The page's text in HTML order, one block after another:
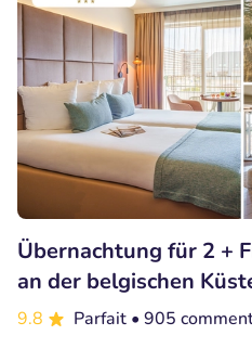
Übernachtung für 2 +
an der belgischen
9.8 Parfait • 905